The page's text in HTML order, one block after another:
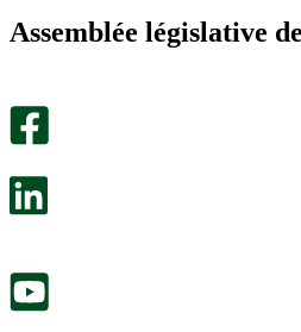
Assemblée législative